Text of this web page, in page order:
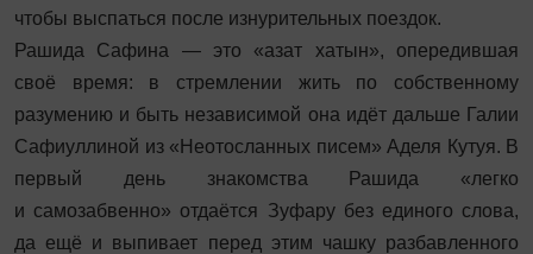
чтобы выспаться после изнурительных поездок.
Рашида Сафина — это «азат хатын», опередившая
своё время: в стремлении жить по собственному
разумению и быть независимой она идёт дальше Галии
Сафиуллиной из «Неотосланных писем» Аделя Кутуя. В
первый день знакомства Рашида «легко
и самозабвенно» отдаётся Зуфару без единого слова,
да ещё и выпивает перед этим чашку разбавленного